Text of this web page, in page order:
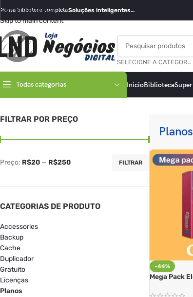
Skip to navigation
Skip to main content
Nossa biblioteca completaSoluções inteligentes…
SELECIONE A CATEGORIA
Todas categorias InicioBiblioteca
FILTRAR POR PREÇO
FILTRAR
Preço: R$20 — R$250
CATEGORIAS DE PRODUTO
Accessories
Backup
Cache
Duplicador
Gratuito
Licenças
Planos
Planos
-44%
Mega Pack